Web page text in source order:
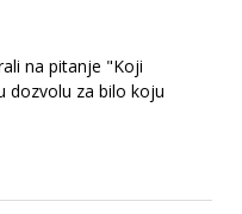
na pitanje "Koji
dozvolu za bilo koju